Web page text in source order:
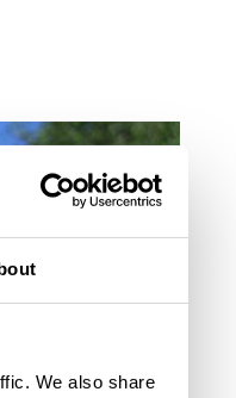
We also share